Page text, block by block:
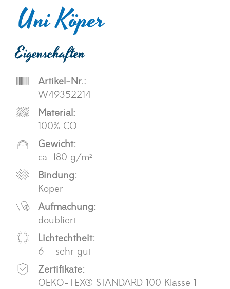
Uni Köper
Eigenschaften
Artikel-Nr.:
W49352214
Material:
100% CO
Gewicht:
ca. 180 g/m²
Bindung:
Köper
Aufmachung:
doubliert
Lichtechtheit:
6 - sehr gut
Zertifikate:
OEKO-TEX® STANDARD 100 Klasse 1